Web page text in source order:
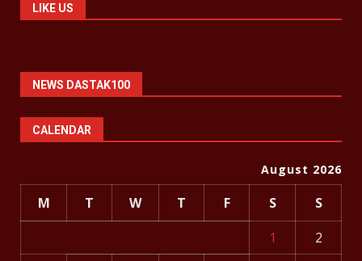
LIKE US
NEWS DASTAK100
CALENDAR
August 2026
M T W T F S
S
1
2